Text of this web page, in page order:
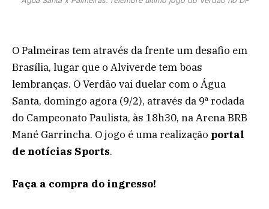
O Palmeiras tem através da frente um desafio em
Brasília, lugar que o Alviverde tem boas
lembranças. O Verdão vai duelar com o Água
Santa, domingo agora (9/2), através da 9ª rodada
do Campeonato Paulista, às 18h30, na Arena BRB
Mané Garrincha. O jogo é uma realização portal
de notícias Sports.
Faça a compra do ingresso!